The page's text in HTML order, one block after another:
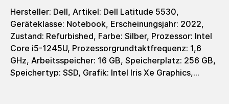
Hersteller: Dell, Artikel: Dell Latitude 5530,
Geräteklasse: Notebook, Erscheinungsjahr: 2022,
Zustand: Refurbished, Farbe: Silber, Prozessor: Intel
Core i5-1245U, Prozessorgrundtaktfrequenz: 1,6
GHz, Arbeitsspeicher: 16 GB, Speicherplatz: 256 GB,
Speichertyp: SSD, Grafik: Intel Iris Xe Graphics,